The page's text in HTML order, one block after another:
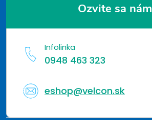
Ozvite sa nám
Infolinka
0948 463 323
eshop@velcon.sk